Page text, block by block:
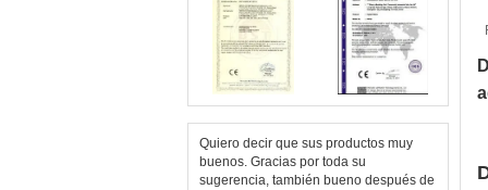
Quiero decir que sus productos muy
buenos. Gracias por toda su
sugerencia, también bueno después de